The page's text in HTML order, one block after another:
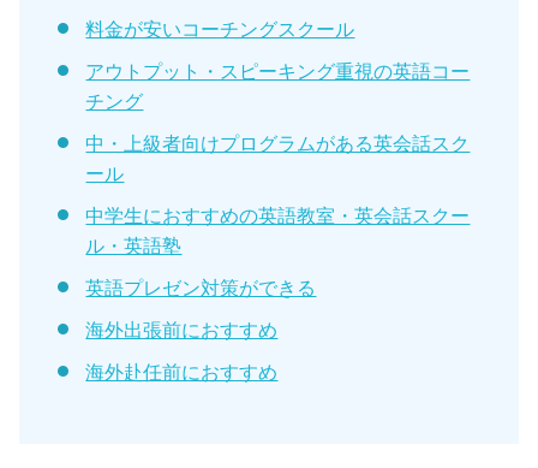
料金が安いコーチングスクール
アウトプット・スピーキング重視の英語コー
チング
中・上級者向けプログラムがある英会話スク
ール
中学生におすすめの英語教室・英会話スクー
ル・英語塾
英語プレゼン対策ができる
海外出張前におすすめ
海外赴任前におすすめ